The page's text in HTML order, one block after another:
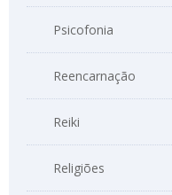
Psicofonia
Reencarnação
Reiki
Religiões